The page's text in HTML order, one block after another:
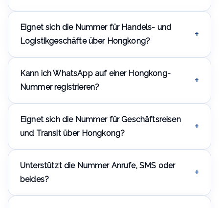
gewöhnliches Inlandsgespräch zu einer +852-Nummer
zum lokalen Tarif, kein internationales.
Eignet sich die Nummer für Handels- und
Logistikgeschäfte über Hongkong?
internationalen Handel und Logistik zwischen Asien
und der übrigen Welt, und eine lokale Nummer ist
Kann ich WhatsApp auf einer Hongkong-
Nummer registrieren?
Registrierung und andere Messenger.
Eignet sich die Nummer für Geschäftsreisen
und Transit über Hongkong?
Geschäftsreisen genutzt werden — Hongkong ist ein
beliebtes Transit- und Geschäftsziel.
Unterstützt die Nummer Anrufe, SMS oder
beides?